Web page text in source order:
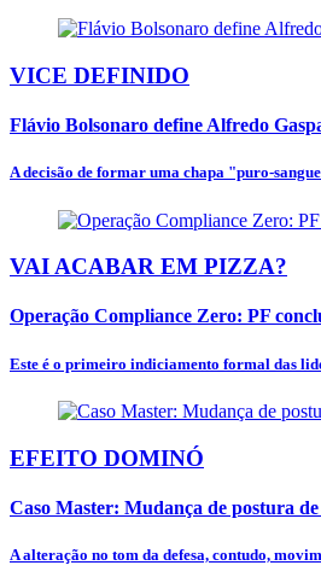
VICE DEFINIDO
Flávio Bolsonaro define Alfredo
A decisão de formar uma chapa "puro-
VAI ACABAR EM PIZZA?
Operação Compliance Zero: PF
Este é o primeiro indiciamento formal das
EFEITO DOMINÓ
Caso Master: Mudança de postura
A alteração no tom da defesa, contudo,